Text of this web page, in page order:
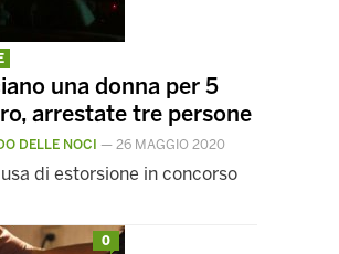
una donna per 5
arrestate tre persone
DELLE NOCI — 26 MAGGIO 2020
di estorsione in concorso
0